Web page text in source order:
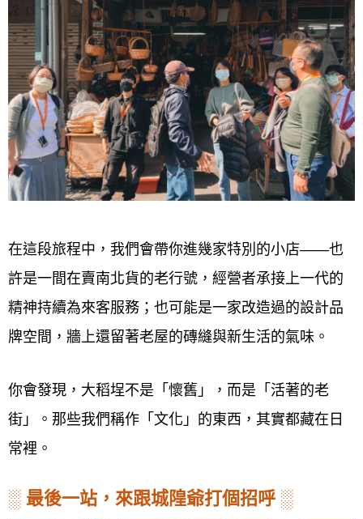
在這段旅程中，我們會帶你進幾家特別的小店——也
許是一間在賣南北貨的老行號，經營者承接上一代的
精神持續為來客服務；也可能是一家改造過的設計品
牌空間，牆上還留著老屋的磚縫與新生活的氣味。
你會發現，大稻埕不是「懷舊」，而是「活著的老
街」。那些我們稱作「文化」的東西，其實都藏在日
常裡。
░ 最後一站，來跟城隍爺打個招呼 ░